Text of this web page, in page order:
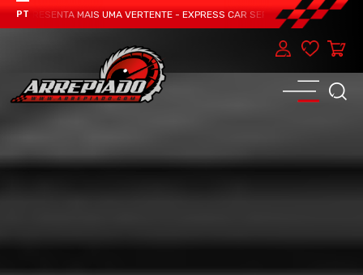
PT MAIS UMA VERTENTE - EXPRESS CAR SERVICE, MANUTENÇÃO DO